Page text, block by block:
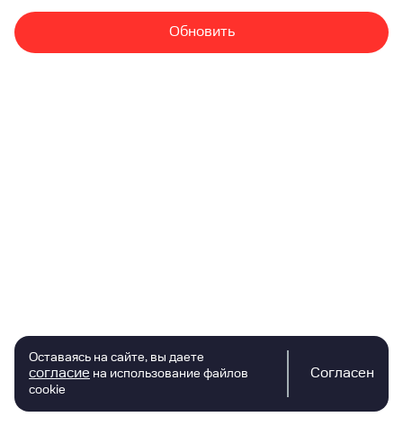
Обновить
Оставаясь на сайте, вы даете
согласие на использование файлов
cookie
Согласен